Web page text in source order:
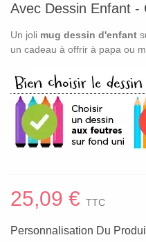
Avec Dessin Enfant -
Un joli mug dessin d'enfant
un cadeau à offrir à papa ou
25,09 € TTC
Personnalisation Du